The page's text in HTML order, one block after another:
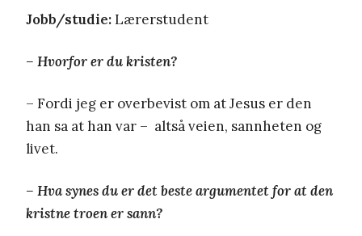
Jobb/studie:Lærerstudent
– Hvorfor er du kristen?
– Fordi jeg er overbevist om at Jesus er den
han sa at han var – altså veien, sannheten og
livet.
– Hva synes du er det beste argumentet for at den
kristne troen er sann?